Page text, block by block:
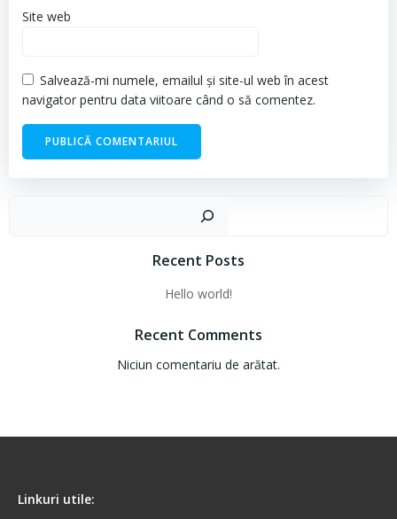
Site web
Salvează-mi numele, emailul și site-ul web în acest
navigator pentru data viitoare când o să comentez.
Recent Posts
Hello world!
Recent Comments
Niciun comentariu de arătat.
Linkuri utile: